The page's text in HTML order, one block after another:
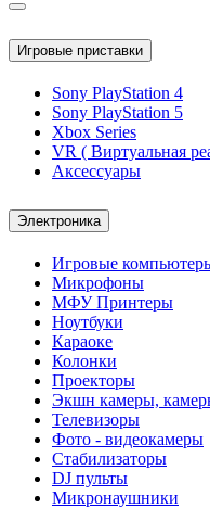
Игровые приставки
Sony PlayStation 4
Sony PlayStation 5
Xbox Series
VR ( Виртуальная
Аксессуары
Электроника
Игровые
Микрофоны
МФУ Принтеры
Ноутбуки
Караоке
Колонки
Проекторы
Экшн камеры,
Телевизоры
Фото - видеокамеры
Стабилизаторы
DJ пульты
Микронаушники